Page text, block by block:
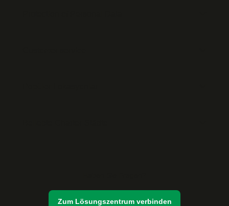
Zum Lösungszentrum verbinden